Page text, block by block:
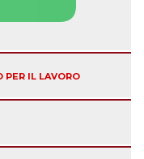
PER IL LAVORO